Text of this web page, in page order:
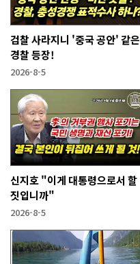
검찰 사라지니 '중국 공안' 같은
경찰 등장!
2026-8-5
신지호 "이게 대통령으로서 할
짓입니까"
2026-8-5